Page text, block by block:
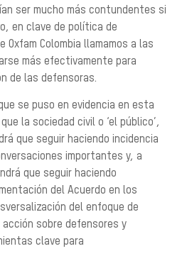
ser mucho más contundentes si
en clave de política de
Oxfam Colombia llamamos a las
más efectivamente para
de las defensoras.
se puso en evidencia en esta
la sociedad civil o ‘el público’,
que seguir haciendo incidencia
importantes y, a
que seguir haciendo
del Acuerdo en los
del enfoque de
sobre defensores y
clave para